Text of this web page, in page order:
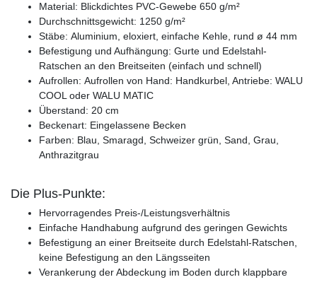
Material: Blickdichtes PVC-Gewebe 650 g/m²
Durchschnittsgewicht: 1250 g/m²
Stäbe: Aluminium, eloxiert, einfache Kehle, rund ø 44 mm
Befestigung und Aufhängung: Gurte und Edelstahl-
Ratschen an den Breitseiten (einfach und schnell)
Aufrollen: Aufrollen von Hand: Handkurbel, Antriebe: WALU
COOL oder WALU MATIC
Überstand: 20 cm
Beckenart: Eingelassene Becken
Farben: Blau, Smaragd, Schweizer grün, Sand, Grau,
Anthrazitgrau
Die Plus-Punkte:
Hervorragendes Preis-/Leistungsverhältnis
Einfache Handhabung aufgrund des geringen Gewichts
Befestigung an einer Breitseite durch Edelstahl-Ratschen,
keine Befestigung an den Längsseiten
Verankerung der Abdeckung im Boden durch klappbare